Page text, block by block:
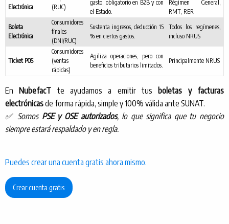
Electrónica
(RUC)
gasto, obligatorio en B2B y con
el Estado.
Régimen General,
RMT, RER
Boleta
Electrónica
Consumidores
finales
(DNI/RUC)
Sustenta ingresos, deducción 15
% en ciertos gastos.
Todos los regímenes,
incluso NRUS
Ticket POS
Consumidores
(ventas
rápidas)
Agiliza operaciones, pero con
beneficios tributarios limitados.
Principalmente NRUS
En NubefacT te ayudamos a emitir tus boletas y facturas
electrónicasde forma rápida, simple y 100% válida ante SUNAT.
✅ Somos PSE y OSE autorizados, lo que significa que tu negocio
siempre estará respaldado y en regla.
Puedes crear una cuenta gratis ahora mismo.
Crear cuenta gratis